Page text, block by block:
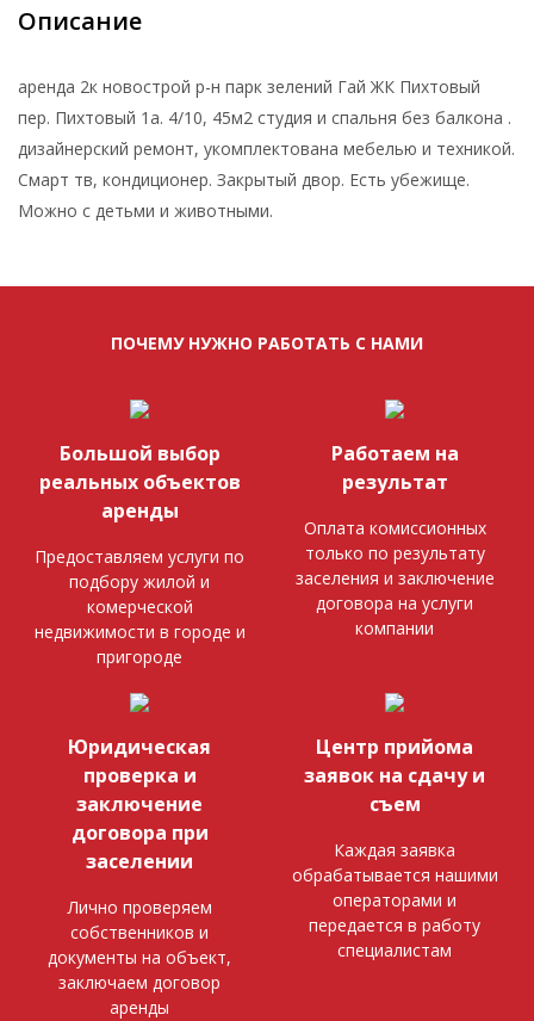
Описание
аренда 2к новострой р-н парк зелений Гай ЖК Пихтовый
пер. Пихтовый 1а. 4/10, 45м2 студия и спальня без балкона .
дизайнерский ремонт, укомплектована мебелью и техникой.
Смарт тв, кондиционер. Закрытый двор. Есть убежище.
Можно с детьми и животными.
ПОЧЕМУ НУЖНО РАБОТАТЬ С НАМИ
Большой выбор
реальных объектов
аренды
Предоставляем услуги по
подбору жилой и
комерческой
недвижимости в городе и
пригороде
Работаем на
результат
Оплата комиссионных
только по результату
заселения и заключение
договора на услуги
компании
Юридическая
проверка и
заключение
договора при
заселении
Лично проверяем
собственников и
документы на объект,
заключаем договор
аренды
Центр прийома
заявок на сдачу и
съем
Каждая заявка
обрабатывается нашими
операторами и
передается в работу
специалистам